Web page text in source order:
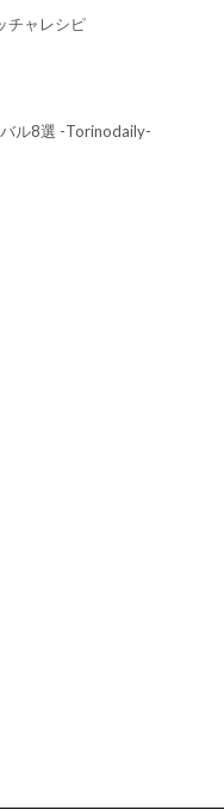
チャレシピ
ル8選 -Torinodaily-